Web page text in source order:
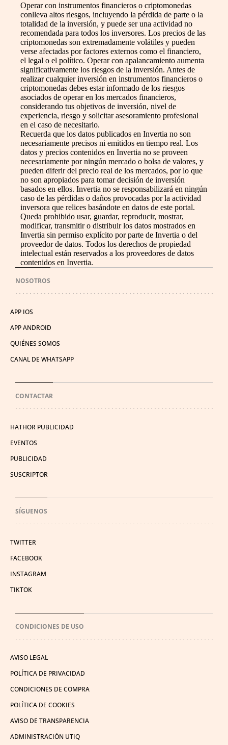
Operar con instrumentos financieros o criptomonedas
conlleva altos riesgos, incluyendo la pérdida de parte o la
totalidad de la inversión, y puede ser una actividad no
recomendada para todos los inversores. Los precios de las
criptomonedas son extremadamente volátiles y pueden
verse afectadas por factores externos como el financiero,
el legal o el político. Operar con apalancamiento aumenta
significativamente los riesgos de la inversión. Antes de
realizar cualquier inversión en instrumentos financieros o
criptomonedas debes estar informado de los riesgos
asociados de operar en los mercados financieros,
considerando tus objetivos de inversión, nivel de
experiencia, riesgo y solicitar asesoramiento profesional
en el caso de necesitarlo.
Recuerda que los datos publicados en Invertia no son
necesariamente precisos ni emitidos en tiempo real. Los
datos y precios contenidos en Invertia no se proveen
necesariamente por ningún mercado o bolsa de valores, y
pueden diferir del precio real de los mercados, por lo que
no son apropiados para tomar decisión de inversión
basados en ellos. Invertia no se responsabilizará en ningún
caso de las pérdidas o daños provocadas por la actividad
inversora que relices basándote en datos de este portal.
Queda prohibido usar, guardar, reproducir, mostrar,
modificar, transmitir o distribuir los datos mostrados en
Invertia sin permiso explícito por parte de Invertia o del
proveedor de datos. Todos los derechos de propiedad
intelectual están reservados a los proveedores de datos
contenidos en Invertia.
NOSOTROS
APP IOS
APP ANDROID
QUIÉNES SOMOS
CANAL DE WHATSAPP
CONTACTAR
HATHOR PUBLICIDAD
EVENTOS
PUBLICIDAD
SUSCRIPTOR
SÍGUENOS
TWITTER
FACEBOOK
INSTAGRAM
TIKTOK
CONDICIONES DE USO
AVISO LEGAL
POLÍTICA DE PRIVACIDAD
CONDICIONES DE COMPRA
POLÍTICA DE COOKIES
AVISO DE TRANSPARENCIA
ADMINISTRACIÓN UTIQ